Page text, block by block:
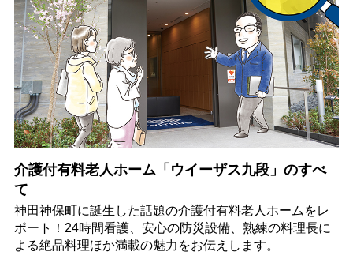
介護付有料老人ホーム「ウイーザス九段」のすべ
て
神田神保町に誕生した話題の介護付有料老人ホームをレ
ポート！24時間看護、安心の防災設備、熟練の料理長に
よる絶品料理ほか満載の魅力をお伝えします。